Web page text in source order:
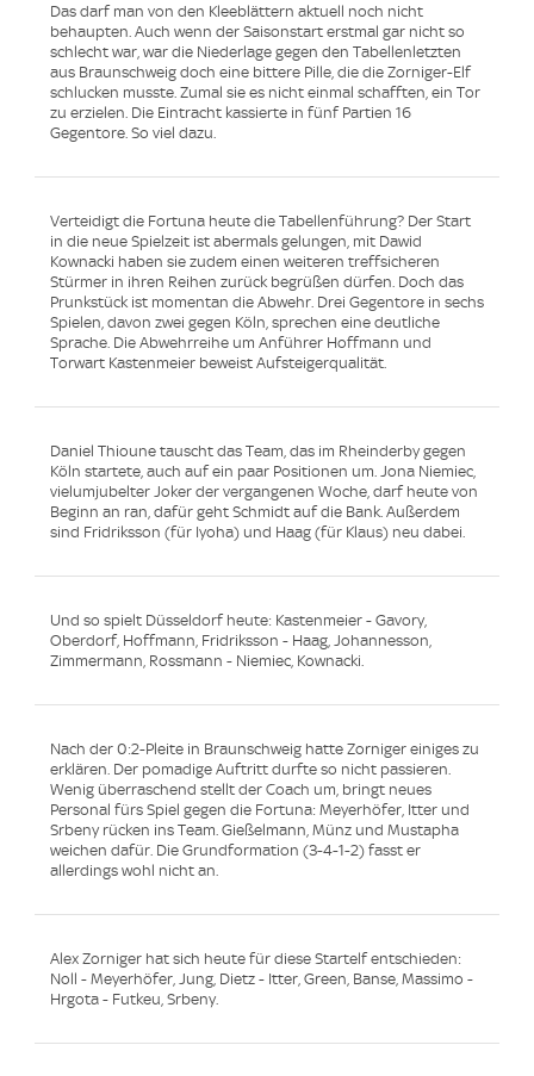
Das darf man von den Kleeblättern aktuell noch nicht
behaupten. Auch wenn der Saisonstart erstmal gar nicht so
schlecht war, war die Niederlage gegen den Tabellenletzten
aus Braunschweig doch eine bittere Pille, die die Zorniger-Elf
schlucken musste. Zumal sie es nicht einmal schafften, ein Tor
zu erzielen. Die Eintracht kassierte in fünf Partien 16
Gegentore. So viel dazu.
Verteidigt die Fortuna heute die Tabellenführung? Der Start
in die neue Spielzeit ist abermals gelungen, mit Dawid
Kownacki haben sie zudem einen weiteren treffsicheren
Stürmer in ihren Reihen zurück begrüßen dürfen. Doch das
Prunkstück ist momentan die Abwehr. Drei Gegentore in sechs
Spielen, davon zwei gegen Köln, sprechen eine deutliche
Sprache. Die Abwehrreihe um Anführer Hoffmann und
Torwart Kastenmeier beweist Aufsteigerqualität.
Daniel Thioune tauscht das Team, das im Rheinderby gegen
Köln startete, auch auf ein paar Positionen um. Jona Niemiec,
vielumjubelter Joker der vergangenen Woche, darf heute von
Beginn an ran, dafür geht Schmidt auf die Bank. Außerdem
sind Fridriksson (für Iyoha) und Haag (für Klaus) neu dabei.
Und so spielt Düsseldorf heute: Kastenmeier - Gavory,
Oberdorf, Hoffmann, Fridriksson - Haag, Johannesson,
Zimmermann, Rossmann - Niemiec, Kownacki.
Nach der 0:2-Pleite in Braunschweig hatte Zorniger einiges zu
erklären. Der pomadige Auftritt durfte so nicht passieren.
Wenig überraschend stellt der Coach um, bringt neues
Personal fürs Spiel gegen die Fortuna: Meyerhöfer, Itter und
Srbeny rücken ins Team. Gießelmann, Münz und Mustapha
weichen dafür. Die Grundformation (3-4-1-2) fasst er
allerdings wohl nicht an.
Alex Zorniger hat sich heute für diese Startelf entschieden:
Noll - Meyerhöfer, Jung, Dietz - Itter, Green, Banse, Massimo -
Hrgota - Futkeu, Srbeny.